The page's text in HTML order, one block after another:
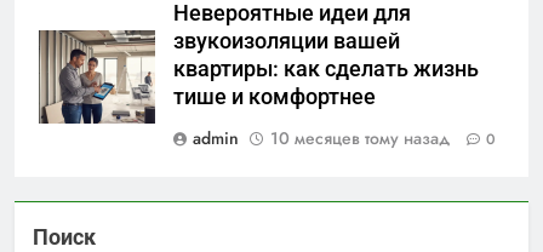
Невероятные идеи для
звукоизоляции вашей
квартиры: как сделать жизнь
тише и комфортнее
admin
10 месяцев тому назад 0
Поиск